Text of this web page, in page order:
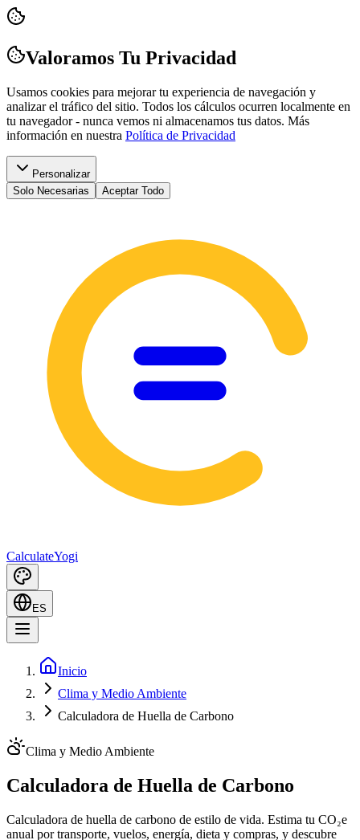
Valoramos Tu Privacidad
Usamos cookies para mejorar tu experiencia de navegación y
analizar el tráfico del sitio. Todos los cálculos ocurren localmente en
tu navegador - nunca vemos ni almacenamos tus datos. Más
información en nuestra Política de Privacidad
Personalizar
Solo Necesarias
Aceptar Todo
CalculateYogi
ES
Inicio
Clima y Medio Ambiente
Calculadora de Huella de Carbono
Clima y Medio Ambiente
Calculadora de Huella de Carbono
Calculadora de huella de carbono de estilo de vida. Estima tu CO₂e
anual por transporte, vuelos, energía, dieta y compras, y descubre